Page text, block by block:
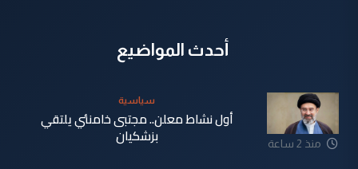
أحدث المواضيع
منذ 2 ساعة
سياسية
أول نشاط معلن.. مجتبى خامنئي يلتقي
بزشكيان